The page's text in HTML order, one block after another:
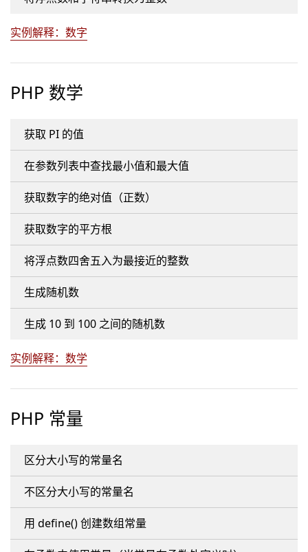
实例解释：数字
PHP 数学
获取 PI 的值
在参数列表中查找最小值和最大值
获取数字的绝对值（正数）
获取数字的平方根
将浮点数四舍五入为最接近的整数
生成随机数
生成 10 到 100 之间的随机数
实例解释：数学
PHP 常量
区分大小写的常量名
不区分大小写的常量名
用 define() 创建数组常量